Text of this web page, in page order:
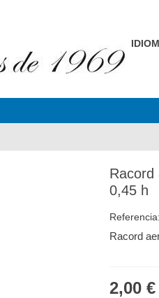
Racord
0,45 h
Referencia:
Racord
2,00 €